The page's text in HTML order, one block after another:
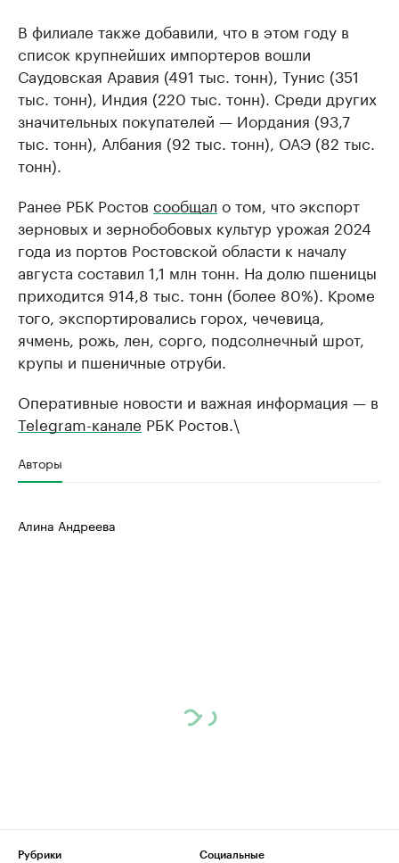
В филиале также добавили, что в этом году в
список крупнейших импортеров вошли
Саудовская Аравия (491 тыс. тонн), Тунис (351
тыс. тонн), Индия (220 тыс. тонн). Среди других
значительных покупателей — Иордания (93,7
тыс. тонн), Албания (92 тыс. тонн), ОАЭ (82 тыс.
тонн).
Ранее РБК Ростов сообщал о том, что экспорт
зерновых и зернобобовых культур урожая 2024
года из портов Ростовской области к началу
августа составил 1,1 млн тонн. На долю пшеницы
приходится 914,8 тыс. тонн (более 80%). Кроме
того, экспортировались горох, чечевица,
ячмень, рожь, лен, сорго, подсолнечный шрот,
крупы и пшеничные отруби.
Оперативные новости и важная информация — в
Telegram-канале РБК Ростов.\
Авторы
Алина Андреева
Рубрики
Социальные